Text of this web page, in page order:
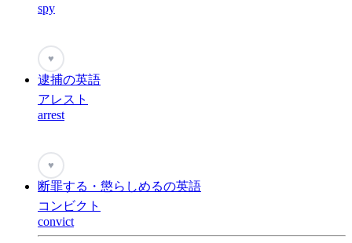
spy
♥
逮捕の英語
アレスト
arrest
♥
断罪する・懲らしめるの英語
コンビクト
convict